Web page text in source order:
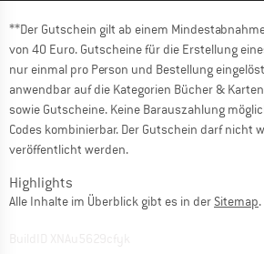
**Der Gutschein gilt ab einem
von 40 Euro. Gutscheine für die Erstellung
nur einmal pro Person und Bestellung
anwendbar auf die Kategorien Bücher &
sowie Gutscheine. Keine Barauszahlung
Codes kombinierbar. Der Gutschein darf nicht
veröffentlicht werden.
Highlights
Alle Inhalte im Überblick gibt es in der Sitemap.